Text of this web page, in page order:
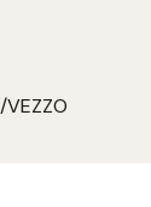
/VEZZO